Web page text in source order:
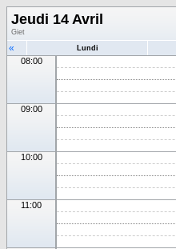
Jeudi 14 Avril
Giet
« Lundi
08:00
09:00
10:00
11:00